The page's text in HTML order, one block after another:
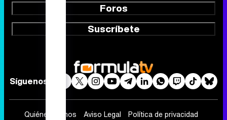
Síguenos
Contactar
RSS
FormulaTV.com© 2004 - 2026